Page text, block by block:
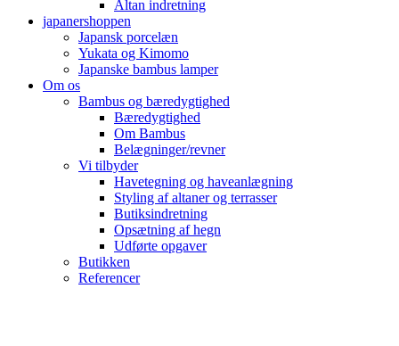
Altan indretning
japanershoppen
Japansk porcelæn
Yukata og Kimomo
Japanske bambus lamper
Om os
Bambus og bæredygtighed
Bæredygtighed
Om Bambus
Belægninger/revner
Vi tilbyder
Havetegning og haveanlægning
Styling af altaner og terrasser
Butiksindretning
Opsætning af hegn
Udførte opgaver
Butikken
Referencer